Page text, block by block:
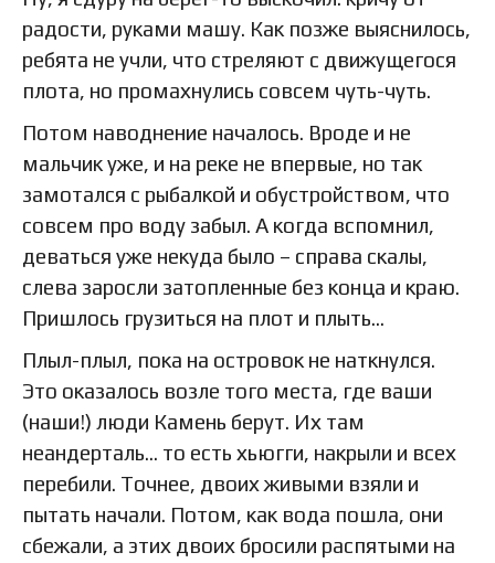
радости, руками машу. Как позже выяснилось,
ребята не учли, что стреляют с движущегося
плота, но промахнулись совсем чуть-чуть.
Потом наводнение началось. Вроде и не
мальчик уже, и на реке не впервые, но так
замотался с рыбалкой и обустройством, что
совсем про воду забыл. А когда вспомнил,
деваться уже некуда было – справа скалы,
слева заросли затопленные без конца и краю.
Пришлось грузиться на плот и плыть…
Плыл-плыл, пока на островок не наткнулся.
Это оказалось возле того места, где ваши
(наши!) люди Камень берут. Их там
неандерталь… то есть хьюгги, накрыли и всех
перебили. Точнее, двоих живыми взяли и
пытать начали. Потом, как вода пошла, они
сбежали, а этих двоих бросили распятыми на